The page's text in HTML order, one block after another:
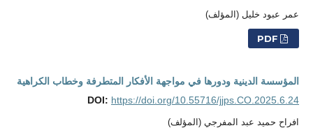
عمر عبود خليل (المؤلف)
PDF
المؤسسة الدينية ودورها في مواجهة الأفكار المتطرفة وخطاب الكراهية
DOI: https://doi.org/10.55716/jjps.CO.2025.6.24
افراح حميد عبد المفرجي (المؤلف)